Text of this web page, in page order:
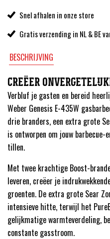
Snel afhalen in onze store
Gratis verzending in NL & BE
BESCHRIJVING
CREËER
Verbluf je gasten en bereid
Weber Genesis E-435W
drie branders, een extra grote
is ontworpen om jouw
tillen.
Met twee krachtige Boost-
leveren, creëer je
groenten. De extra grote Sear
intensieve hitte, terwijl het
gelijkmatige warmteverdeling,
constante gasstroom.